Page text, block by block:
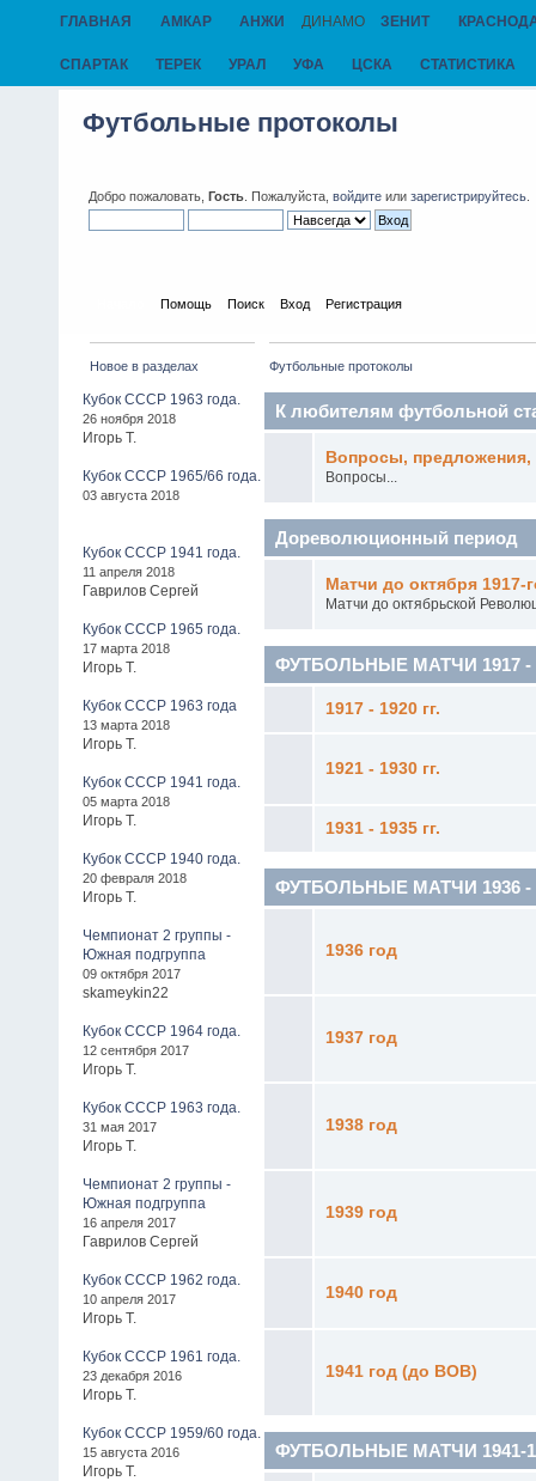
ГЛАВНАЯ АМКАР АНЖИ ДИНАМО ЗЕНИТ
СПАРТАК ТЕРЕК УРАЛ УФА ЦСКА СТАТИСТИКА
Футбольные протоколы
Добро пожаловать, Гость . Пожалуйста, войдите или зарегистрируйтесь
Помощь Поиск Вход Регистрация
Новое в разделах
Кубок СССР 1963 года.
26 ноября 2018
Игорь Т.
Кубок СССР 1965/66 года.
03 августа 2018
Кубок СССР 1941 года.
11 апреля 2018
Гаврилов Сергей
Кубок СССР 1965 года.
17 марта 2018
Игорь Т.
Кубок СССР 1963 года
13 марта 2018
Игорь Т.
Кубок СССР 1941 года.
05 марта 2018
Игорь Т.
Кубок СССР 1940 года.
20 февраля 2018
Игорь Т.
Чемпионат 2 группы -
Южная подгруппа
09 октября 2017
skameykin22
Кубок СССР 1964 года.
12 сентября 2017
Игорь Т.
Кубок СССР 1963 года.
31 мая 2017
Игорь Т.
Чемпионат 2 группы -
Южная подгруппа
16 апреля 2017
Гаврилов Сергей
Кубок СССР 1962 года.
10 апреля 2017
Игорь Т.
Кубок СССР 1961 года.
23 декабря 2016
Игорь Т.
Кубок СССР 1959/60 года.
15 августа 2016
Игорь Т.
Футбольные протоколы
К любителям футбольной
Вопросы, предложения,
Вопросы...
Дореволюционный период
Матчи до октября 1917-
Матчи до октябрьской
ФУТБОЛЬНЫЕ МАТЧИ 1917 -
1917 - 1920 гг.
1921 - 1930 гг.
1931 - 1935 гг.
ФУТБОЛЬНЫЕ МАТЧИ 1936 -
1936 год
1937 год
1938 год
1939 год
1940 год
1941 год (до ВОВ)
ФУТБОЛЬНЫЕ МАТЧИ 1941-